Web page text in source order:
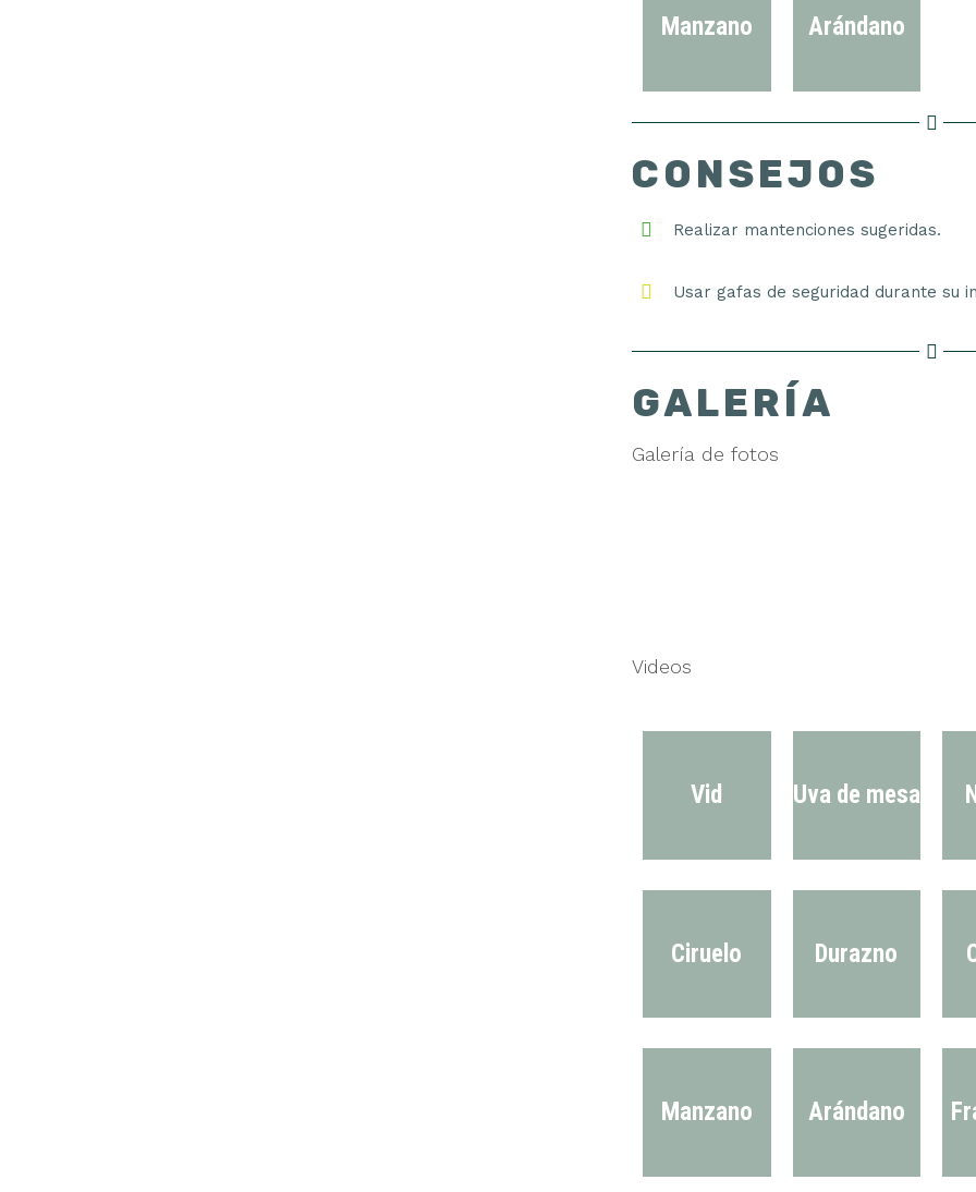
Manzano Arándano
CONSEJOS
Realizar mantenciones sugeridas.
Usar gafas de seguridad durante su
GALERÍA
Galería de fotos
Videos
Vid
Ciruelo
Manzano
Uva de mesa
Durazno
Arándano